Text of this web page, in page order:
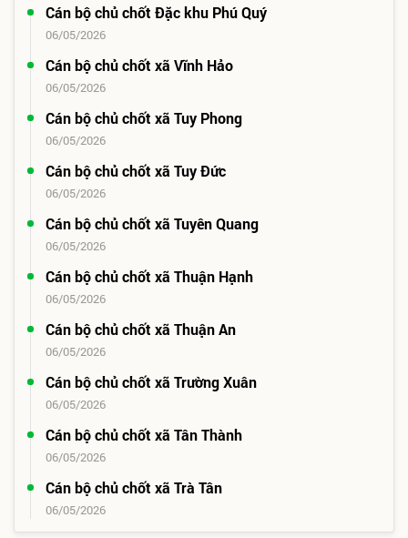
Cán bộ chủ chốt Đặc khu Phú Quý
06/05/2026
Cán bộ chủ chốt xã Vĩnh Hảo
06/05/2026
Cán bộ chủ chốt xã Tuy Phong
06/05/2026
Cán bộ chủ chốt xã Tuy Đức
06/05/2026
Cán bộ chủ chốt xã Tuyên Quang
06/05/2026
Cán bộ chủ chốt xã Thuận Hạnh
06/05/2026
Cán bộ chủ chốt xã Thuận An
06/05/2026
Cán bộ chủ chốt xã Trường Xuân
06/05/2026
Cán bộ chủ chốt xã Tân Thành
06/05/2026
Cán bộ chủ chốt xã Trà Tân
06/05/2026